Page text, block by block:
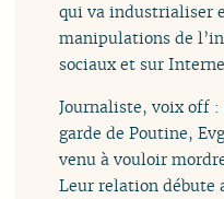
qui va industrialiser
manipulations de
sociaux et sur
Journaliste, voix off :
garde de Poutine,
venu à vouloir
Leur relation débute